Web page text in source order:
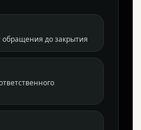
до закрытия